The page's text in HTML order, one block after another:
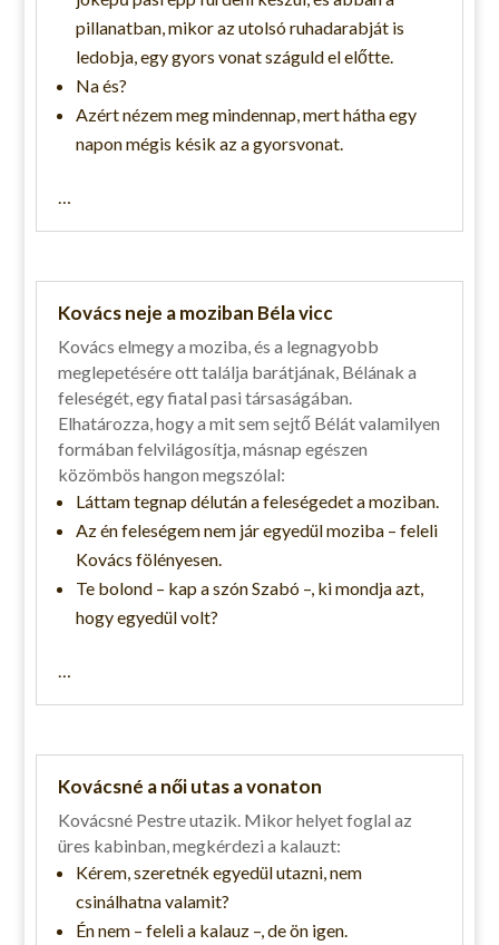
pillanatban, mikor az utolsó ruhadarabját is
ledobja, egy gyors vonat száguld el előtte.
Na és?
Azért nézem meg mindennap, mert hátha egy
napon mégis késik az a gyorsvonat.
…
Kovács neje a moziban Béla vicc
Kovács elmegy a moziba, és a legnagyobb
meglepetésére ott találja barátjának, Bélának a
feleségét, egy fiatal pasi társaságában.
Elhatározza, hogy a mit sem sejtő Bélát valamilyen
formában felvilágosítja, másnap egészen
közömbös hangon megszólal:
Láttam tegnap délután a feleségedet a moziban.
Az én feleségem nem jár egyedül moziba – feleli
Kovács fölényesen.
Te bolond – kap a szón Szabó –, ki mondja azt,
hogy egyedül volt?
…
Kovácsné a női utas a vonaton
Kovácsné Pestre utazik. Mikor helyet foglal az
üres kabinban, megkérdezi a kalauzt:
Kérem, szeretnék egyedül utazni, nem
csinálhatna valamit?
Én nem – feleli a kalauz –, de ön igen.